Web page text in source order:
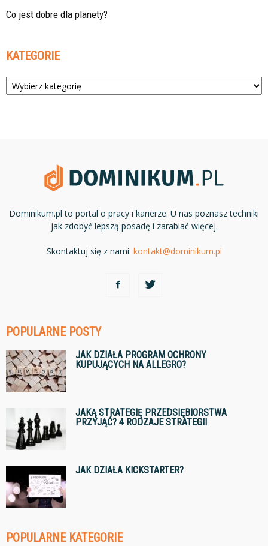
Co jest dobre dla planety?
KATEGORIE
Kategorie
Dominikum.pl to portal o pracy i karierze. U nas poznasz techniki
jak zdobyć lepszą posadę i zarabiać więcej.
Skontaktuj się z nami: kontakt@dominikum.pl
POPULARNE POSTY
JAK DZIAŁA PROGRAM OCHRONY
KUPUJĄCYCH NA ALLEGRO?
JAKĄ STRATEGIĘ PRZEDSIĘBIORSTWA
PRZYJĄĆ? 4 RODZAJE STRATEGII
JAK DZIAŁA KICKSTARTER?
POPULARNE KATEGORIE